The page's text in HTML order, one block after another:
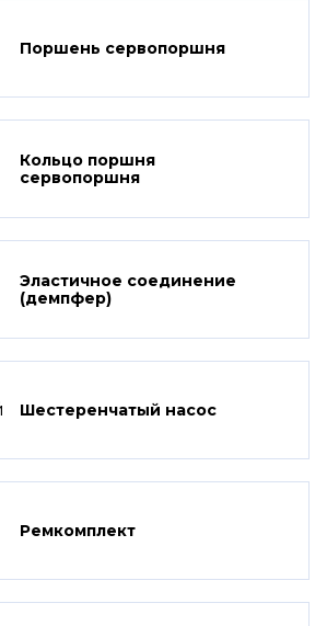
Поршень сервопоршня
Кольцо поршня
сервопоршня
Эластичное соединение
(демпфер)
Шестеренчатый насос
Ремкомплект